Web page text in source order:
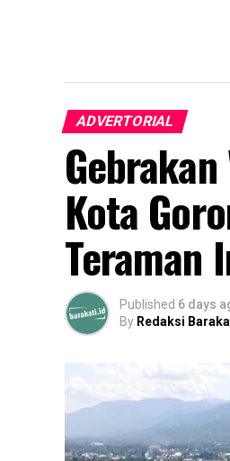
ADVERTORIAL
Kota
Teraman
Published 6 days
By Redaksi